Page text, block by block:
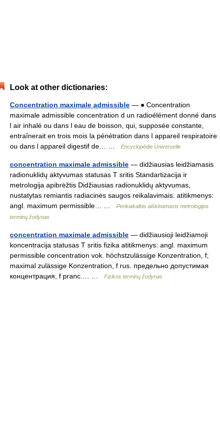
Look at other dictionaries:
Concentration maximale admissible — ● Concentration
maximale admissible concentration d un radioélément donné dans
l air inhalé ou dans l eau de boisson, qui, supposée constante,
entraînerait en trois mois la pénétration dans l appareil respiratoire
ou dans l appareil digestif de… …
Encyclopédie Universelle
concentration maximale admissible — didžiausias leidžiamasis
radionuklidų aktyvumas statusas T sritis Standartizacija ir
metrologija apibrėžtis Didžiausias radionuklidų aktyvumas,
nustatytas remiantis radiacinės saugos reikalavimais. atitikmenys:
angl. maximum permissible… …
Penkiakalbis aiškinamasis metrologijos
terminų žodynas
concentration maximale admissible — didžiausioji leidžiamoji
koncentracija statusas T sritis fizika atitikmenys: angl. maximum
permissible concentration vok. höchstzulässige Konzentration, f;
maximal zulässige Konzentration, f rus. предельно допустимая
концентрация, f pranc.… …
Fizikos terminų žodynas